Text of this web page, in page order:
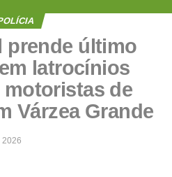
prende último
latrocínios
de
Várzea Grande
2026